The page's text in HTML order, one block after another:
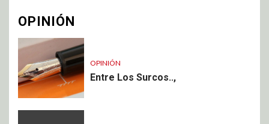
OPINIÓN
OPINIÓN
Entre Los Surcos..,